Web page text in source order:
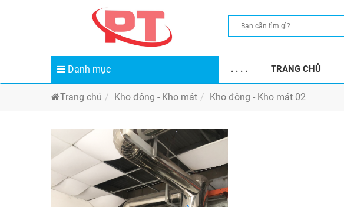
. . . . TRANG CHỦ
Danh mục
Trang chủ Kho đông - Kho mát Kho đông - Kho mát 02